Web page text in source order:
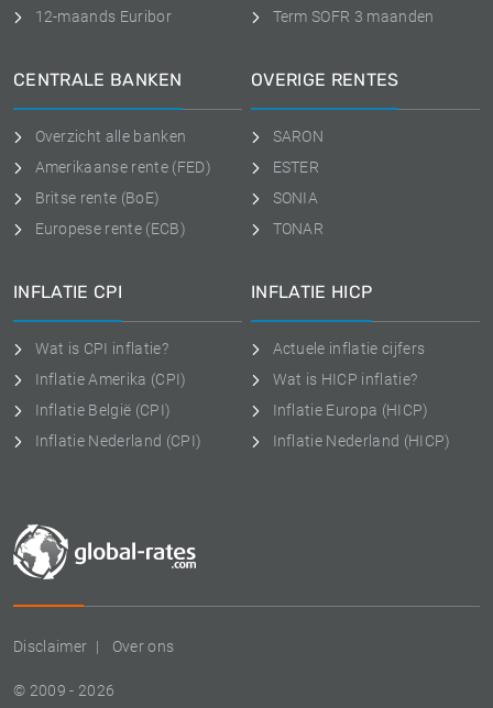
Disclaimer Over ons
© 2009 - 2026
12-maands Euribor
Term SOFR 3 maanden
CENTRALE BANKEN
Overzicht alle banken
Amerikaanse rente (FED)
Britse rente (BoE)
Europese rente (ECB)
OVERIGE RENTES
SARON
ESTER
SONIA
TONAR
INFLATIE CPI
Wat is CPI inflatie?
Inflatie Amerika (CPI)
Inflatie België (CPI)
Inflatie Nederland (CPI)
INFLATIE HICP
Actuele inflatie cijfers
Wat is HICP inflatie?
Inflatie Europa (HICP)
Inflatie Nederland (HICP)